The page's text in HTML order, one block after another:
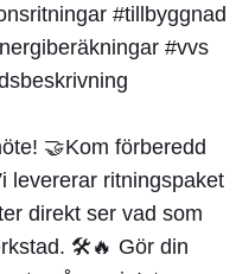
#tillbyggnad
#vvs